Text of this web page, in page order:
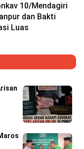
10/Mendagiri
dan Bakti
Luas